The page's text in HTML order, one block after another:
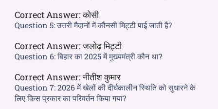
Correct Answer: कोसी
Question 5:उत्तरी मैदानों में कौनसी मिट्टी पाई जाती है?
Correct Answer: जलोढ़ मिट्टी
Question 6:बिहार का 2025 में मुख्यमंत्री कौन था?
Correct Answer: नीतीश कुमार
Question 7:2026 में खेलों की दीर्घकालीन स्थिति को सुधारने के
लिए किस प्रकार का परिवर्तन किया गया?